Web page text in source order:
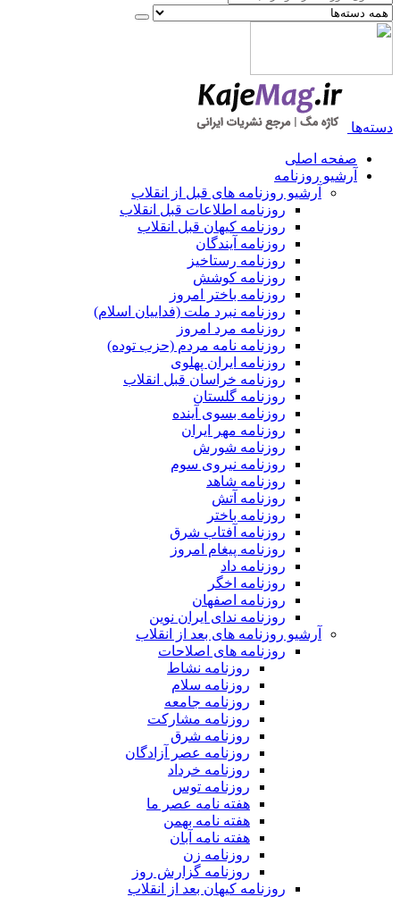
دسته‌ها
صفحه اصلی
آرشیو روزنامه
آرشیو روزنامه های قبل از انقلاب
روزنامه اطلاعات قبل انقلاب
روزنامه کیهان قبل انقلاب
روزنامه آیندگان
روزنامه رستاخیز
روزنامه کوشش
روزنامه باختر امروز
روزنامه نبرد ملت (فداییان اسلام)
روزنامه مرد امروز
روزنامه نامه مردم (حزب توده)
روزنامه ایران پهلوی
روزنامه خراسان قبل انقلاب
روزنامه گلستان
روزنامه بسوی آینده
روزنامه مهر ایران
روزنامه شورش
روزنامه نیروی سوم
روزنامه شاهد
روزنامه آتش
روزنامه باختر
روزنامه آفتاب شرق
روزنامه پیغام امروز
روزنامه داد
روزنامه اخگر
روزنامه اصفهان
روزنامه ندای ایران نوین
آرشیو روزنامه های بعد از انقلاب
روزنامه های اصلاحات
روزنامه نشاط
روزنامه سلام
روزنامه جامعه
روزنامه مشارکت
روزنامه شرق
روزنامه عصر آزادگان
روزنامه خرداد
روزنامه توس
هفته نامه عصر ما
هفته نامه بهمن
هفته نامه آبان
روزنامه زن
روزنامه گزارش روز
روزنامه کیهان بعد از انقلاب